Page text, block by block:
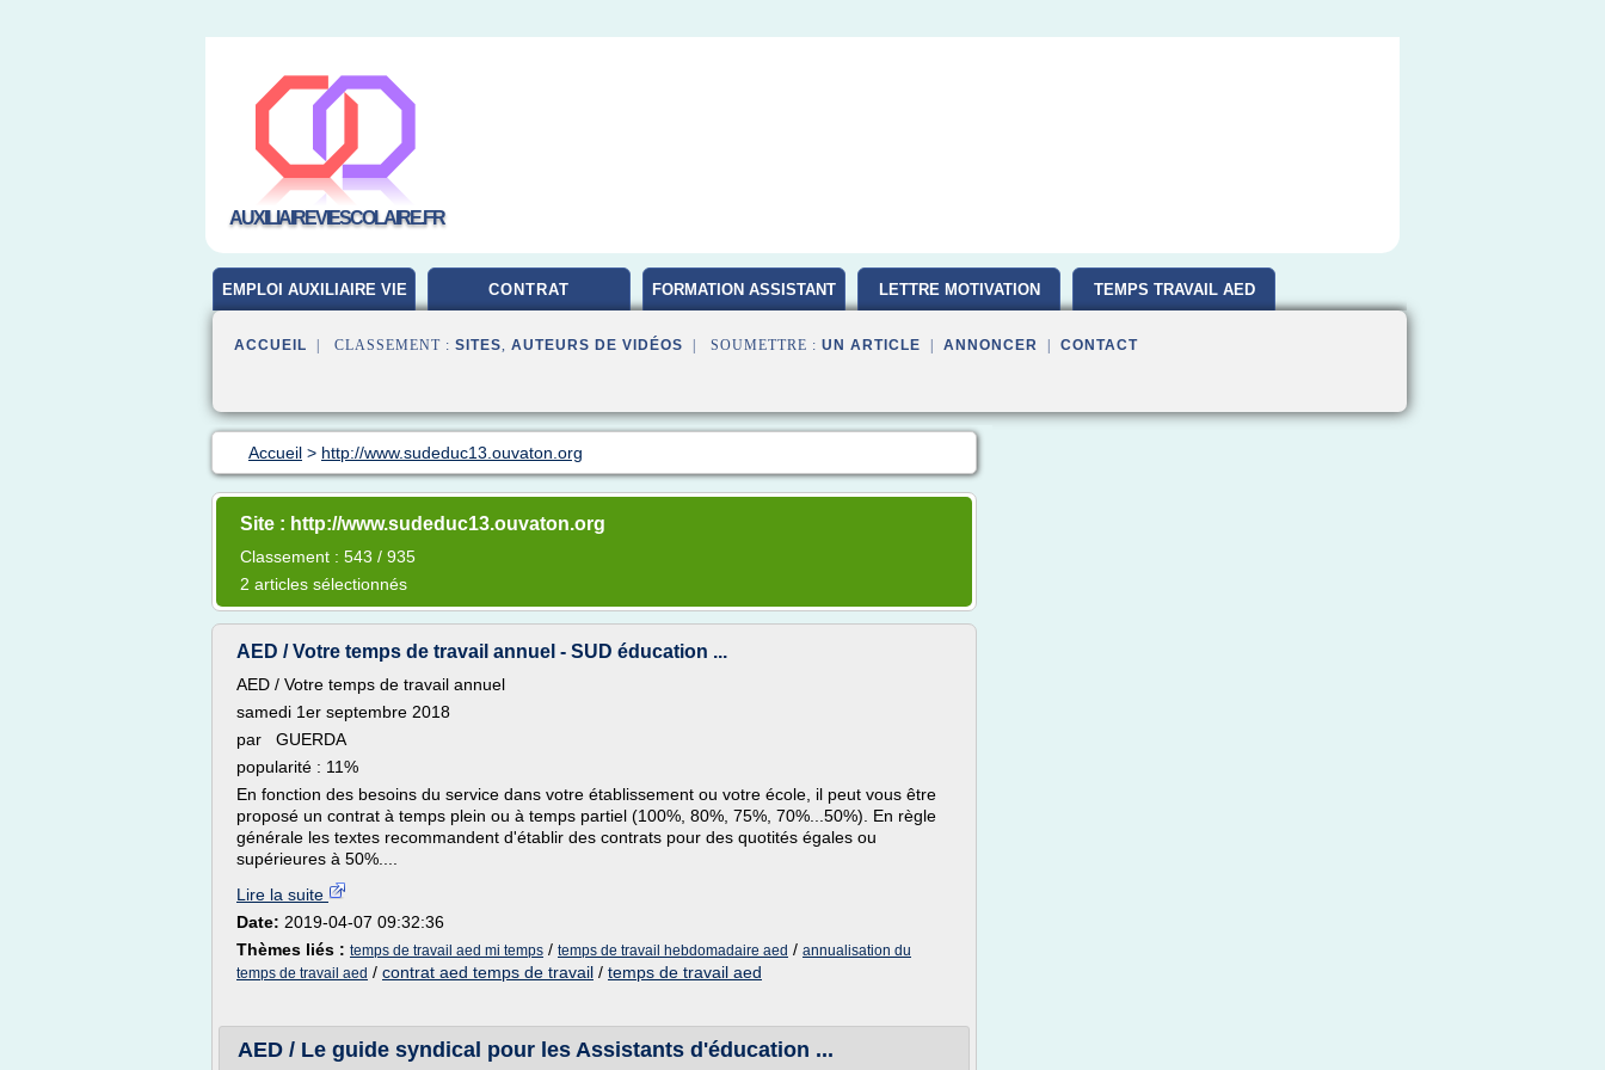
AUXILIAIREVIESCOLAIRE.FR
EMPLOI AUXILIAIRE VIE CONTRAT FORMATION ASSISTANT LETTRE MOTIVATION TEMPS TRAVAIL AED
ACCUEIL | CLASSEMENT : SITES, AUTEURS DE VIDÉOS | SOUMETTRE : UN ARTICLE ANNONCER CONTACT
Accueil > http://www.sudeduc13.ouvaton.org
Site : http://www.sudeduc13.ouvaton.org
Classement : 543 / 935
2 articles sélectionnés
AED / Votre temps de travail annuel - SUD éducation ...
AED / Votre temps de travail annuel
samedi 1er septembre 2018
par GUERDA
popularité : 11%
En fonction des besoins du service dans votre établissement ou votre école, il peut vous être
proposé un contrat à temps plein ou à temps partiel (100%, 80%, 75%, 70%...50%). En règle
générale les textes recommandent d'établir des contrats pour des quotités égales ou
supérieures à 50%....
Lire la suite
Date: 2019-04-07 09:32:36
Thèmes liés : temps de travail aed mi temps / temps de travail hebdomadaire aed / annualisation du
temps de travail aed / contrat aed temps de travail / temps de travail aed
AED / Le guide syndical pour les Assistants d'éducation ...